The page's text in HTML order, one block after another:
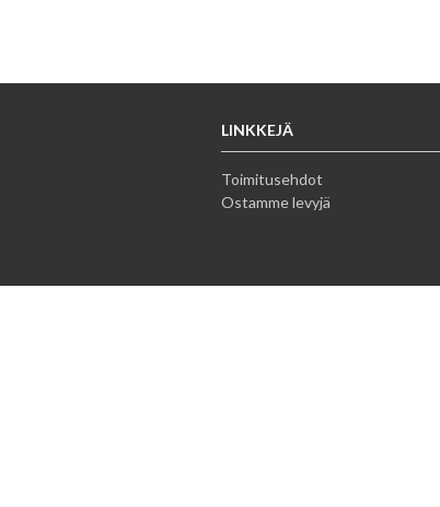
LINKKEJÄ
Toimitusehdot
Ostamme levyjä